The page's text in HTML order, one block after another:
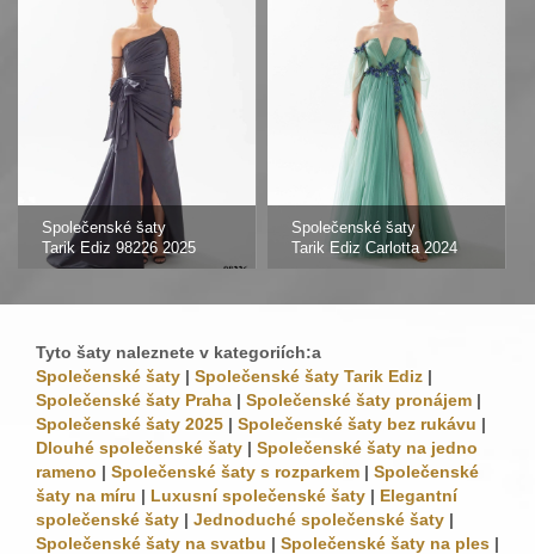
Společenské šaty
Tarik Ediz 98226 2025
Společenské šaty
Tarik Ediz Carlotta 2024
Tyto šaty naleznete v kategoriích:a
Společenské šaty | Společenské šaty Tarik Ediz |
Společenské šaty Praha | Společenské šaty pronájem |
Společenské šaty 2025 | Společenské šaty bez rukávu |
Dlouhé společenské šaty | Společenské šaty na jedno
rameno | Společenské šaty s rozparkem | Společenské
šaty na míru | Luxusní společenské šaty | Elegantní
společenské šaty | Jednoduché společenské šaty |
Společenské šaty na svatbu | Společenské šaty na ples |